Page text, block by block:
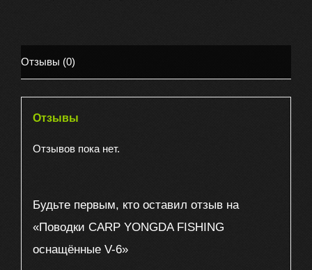
Отзывы (0)
Отзывы
Отзывов пока нет.
Будьте первым, кто оставил отзыв на
«Поводки CARP YONGDA FISHING
оснащённые V-6»